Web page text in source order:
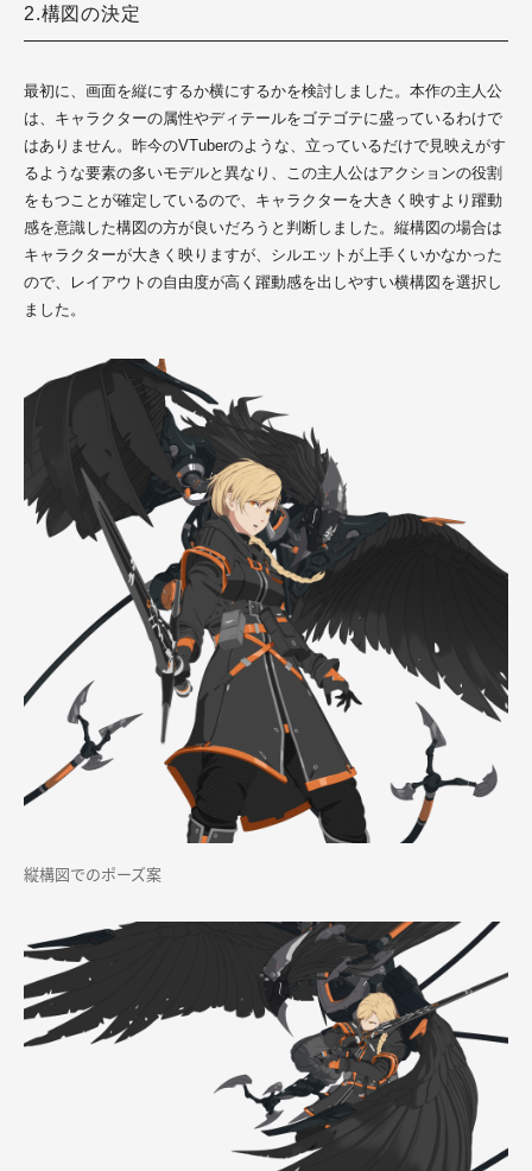
2.構図の決定
最初に、画面を縦にするか横にするかを検討しました。本作の主人公
は、キャラクターの属性やディテールをゴテゴテに盛っているわけで
はありません。昨今のVTuberのような、立っているだけで見映えがす
るような要素の多いモデルと異なり、この主人公はアクションの役割
をもつことが確定しているので、キャラクターを大きく映すより躍動
感を意識した構図の方が良いだろうと判断しました。縦構図の場合は
キャラクターが大きく映りますが、シルエットが上手くいかなかった
ので、レイアウトの自由度が高く躍動感を出しやすい横構図を選択し
ました。
縦構図でのポーズ案